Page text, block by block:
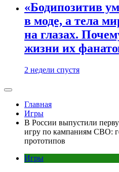
«Бодипозитив
в моде, а тела
на глазах.
жизни их
2 недели спустя
Главная
Игры
В России выпустили
игру по кампаниям СВО:
прототипов
Игры